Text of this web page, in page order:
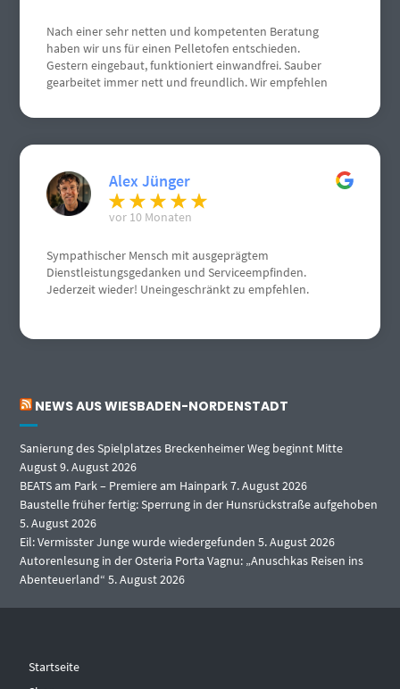
Nach einer sehr netten und kompetenten Beratung
haben wir uns für einen Pelletofen entschieden.
Gestern eingebaut, funktioniert einwandfrei. Sauber
gearbeitet immer nett und freundlich. Wir empfehlen
Geschäfte. Grüße aus Gau Algesheim
Alex Jünger
vor 10 Monaten
Sympathischer Mensch mit ausgeprägtem
Dienstleistungsgedanken und Serviceempfinden.
Jederzeit wieder! Uneingeschränkt zu empfehlen.
NEWS AUS WIESBADEN-NORDENSTADT
Sanierung des Spielplatzes Breckenheimer Weg beginnt Mitte
August9. August 2026
BEATS am Park – Premiere am Hainpark7. August 2026
Baustelle früher fertig: Sperrung in der Hunsrückstraße aufgehoben
5. August 2026
Eil: Vermisster Junge wurde wiedergefunden 5. August 2026
Autorenlesung in der Osteria Porta Vagnu: „Anuschkas Reisen ins
Abenteuerland“ 5. August 2026
Startseite